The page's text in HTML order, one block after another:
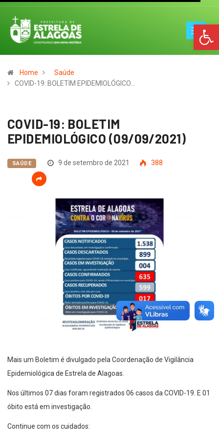
Home
Saúde
COVID-19: BOLETIM EPIDEMIOLÓGICO…
COVID-19: BOLETIM
EPIDEMIOLÓGICO (09/09/2021)
SAÚDE 9 de setembro de 2021 388
Mais um Boletim é divulgado pela Coordenação de Vigilância
Epidemiológica de Estrela de Alagoas.
Nos últimos 07 dias foram registrados 06 casos da COVID-19. E 01
óbito está em investigação.
Continue com os cuidados: